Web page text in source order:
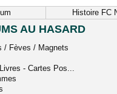
Histoire FC
AU HASARD
/ Fèves / Magnets
- Cartes Pos...